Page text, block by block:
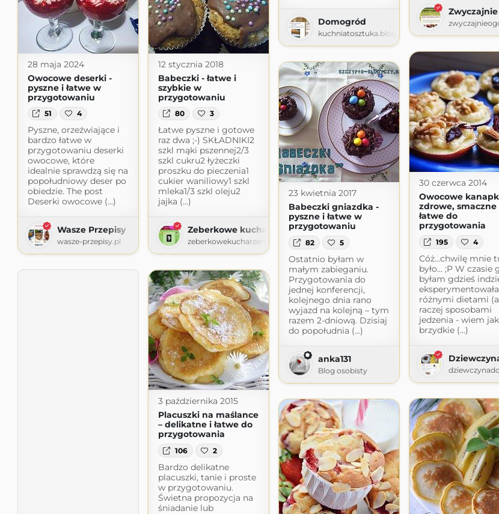
Domogród
kuchniatosztuka.blogspot.com
Zwyczajnie
28 maja 2024
Owocowe deserki -
pyszne i łatwe w
przygotowaniu
51 4
Pyszne, orzeźwiające i
bardzo łatwe w
przygotowaniu deserki
owocowe, które
idealnie sprawdzą się na
popołudniowy deser po
obiedzie. The post
Deserki owocowe (...)
Wasze Przepisy
wasze-przepisy.pl
12 stycznia 2018
Babeczki - łatwe i
szybkie w
przygotowaniu
80 3
Łatwe pyszne i gotowe
raz dwa ;-) SKŁADNIKI2
szkl mąki pszennej2/3
szkl cukru2 łyżeczki
proszku do pieczenia1
cukier waniliowy1 szkl
mleka1/3 szkl oleju2
jajka (...)
Zeberkowe kucharzenie
zeberkowekucharzenie.blogspot.com
30 czerwca 2014
Owocowe
zdrowe, smaczne
łatwe do
przygotowania
195 4
Cóż...chwilę mnie
było... ;P W czasie
byłam gdzieś
różnymi dietami (a
raczej sposobami
jedzenia - wiem jak
brzydkie (...)
23 kwietnia 2017
Babeczki gniazdka -
pyszne i łatwe w
przygotowaniu
82 5
Ostatnio byłam w
małym zabieganiu.
Przygotowania do
jednej konferencji,
kolejnego dnia rano
wyjazd na kolejną – tym
razem 2-dniową. Dzisiaj
do popołudnia (...)
anka131
Blog osobisty
3 października 2015
Placuszki na maślance
– delikatne i łatwe do
przygotowania
106 2
Bardzo delikatne
placuszki, tanie i proste
w przygotowaniu.
Świetna propozycja na
śniadanie lub